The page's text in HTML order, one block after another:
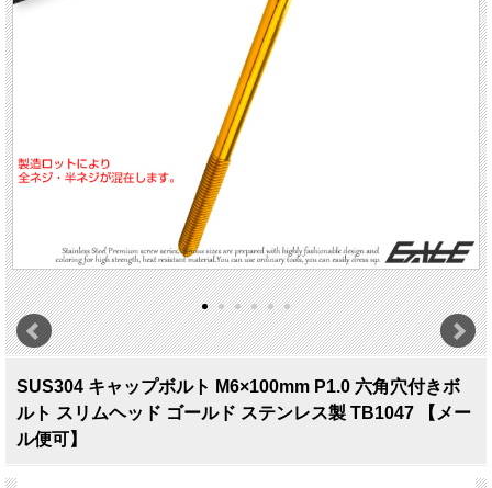
SUS304 キャップボルト M6×100mm P1.0 六角穴付きボ
ルト スリムヘッド ゴールド ステンレス製 TB1047 【メー
ル便可】